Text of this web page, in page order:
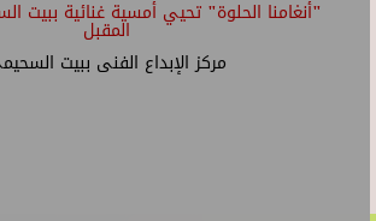
"أنغامنا الحلوة" تحيي أمسية غنائية ببيت
المقبل
مركز الإبداع الفنى ببيت